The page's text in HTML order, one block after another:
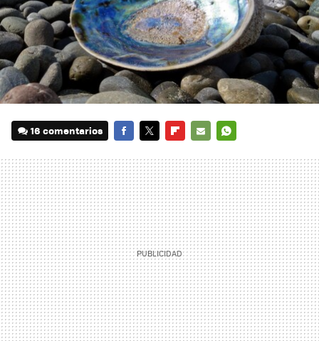
16 comentarios
MAIL